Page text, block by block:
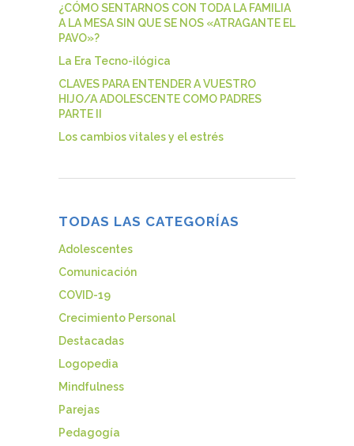
¿CÓMO SENTARNOS CON TODA LA FAMILIA
A LA MESA SIN QUE SE NOS «ATRAGANTE EL
PAVO»?
La Era Tecno-ilógica
CLAVES PARA ENTENDER A VUESTRO
HIJO/A ADOLESCENTE COMO PADRES
PARTE II
Los cambios vitales y el estrés
TODAS LAS CATEGORÍAS
Adolescentes
Comunicación
COVID-19
Crecimiento Personal
Destacadas
Logopedia
Mindfulness
Parejas
Pedagogía